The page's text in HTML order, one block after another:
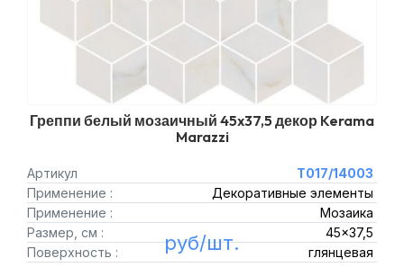
Греппи белый мозаичный 45x37,5 декор Kerama
Marazzi
Артикул
T017/14003
Применение :
Декоративные элементы
Применение :
Мозаика
Размер, см :
45x37,5
Поверхность :
глянцевая
руб/шт.